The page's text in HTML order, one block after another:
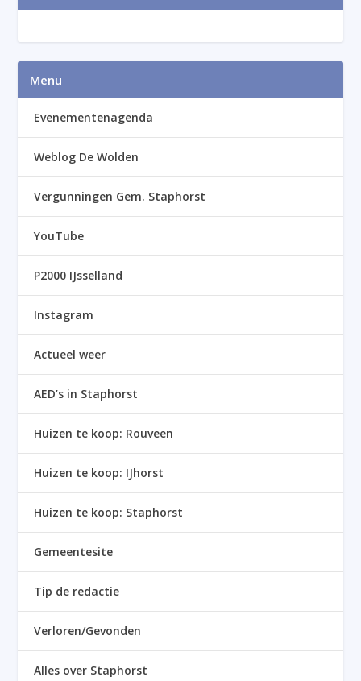
Menu
Evenementenagenda
Weblog De Wolden
Vergunningen Gem. Staphorst
YouTube
P2000 IJsselland
Instagram
Actueel weer
AED’s in Staphorst
Huizen te koop: Rouveen
Huizen te koop: IJhorst
Huizen te koop: Staphorst
Gemeentesite
Tip de redactie
Verloren/Gevonden
Alles over Staphorst